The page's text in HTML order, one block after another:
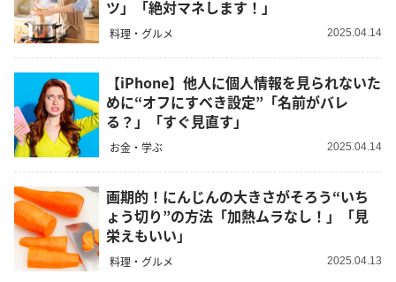
ツ」「絶対マネします！」
料理・グルメ 2025.04.14
【iPhone】他人に個人情報を見られないた
めに“オフにすべき設定”「名前がバレ
る？」「すぐ見直す」
お金・学ぶ 2025.04.14
画期的！にんじんの大きさがそろう“いち
ょう切り”の方法「加熱ムラなし！」「見
栄えもいい」
料理・グルメ 2025.04.13